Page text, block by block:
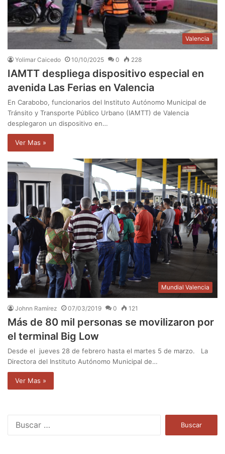
Valencia
Yolimar Caicedo 10/10/2025 0 228
IAMTT despliega dispositivo especial en
avenida Las Ferias en Valencia
En Carabobo, funcionarios del Instituto Autónomo Municipal de
Tránsito y Transporte Público Urbano (IAMTT) de Valencia
desplegaron un dispositivo en…
Ver Mas »
Mundial Valencia
Johnn Ramírez 07/03/2019 0 121
Más de 80 mil personas se movilizaron por
el terminal Big Low
Desde el jueves 28 de febrero hasta el martes 5 de marzo. La
Directora del Instituto Autónomo Municipal de…
Ver Mas »